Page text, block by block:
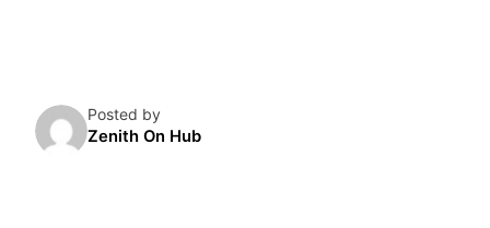
Posted by
Zenith On Hub